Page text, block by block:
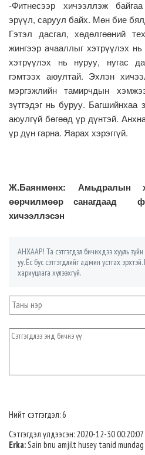
-Фитнесээр хичээллэж
эрүүл, саруул байх. Мөн бие
Гэтэл дасгал, хөдөлгөөний
жингээр ачааллыг хэтрүүлэх
хэтрүүлэх нь нуруу, нугас
гэмтээх аюултай. Эхлэн
мэргэжлийн тамирчдын
зүтгэдэг нь буруу. Багшийнхаа
аюулгүй бөгөөд үр дүнтэй.
үр дүн гарна. Яарах хэрэггүй.
Ж.Баянмөнх: Амьдралын
өөрчилмөөр санагдаад
хичээллэсэн
АНХААР! Та сэтгэгдэл бичихдээ хууль
уу. Ёс бус сэтгэгдлийг админ устгах
хариуцлага хүлээхгүй.
Нийт сэтгэгдэл: 6
Сэтгэгдэл үлдээсэн: 2020-12-30 00:20:07
Erka:Sain bnu amjilt husey tanid mundag